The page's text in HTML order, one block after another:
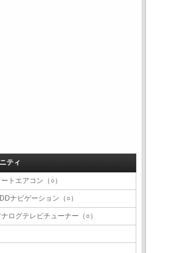
ティ
ートエアコン（○）
ナビゲーション（○）
ナログテレビチューナー（○）